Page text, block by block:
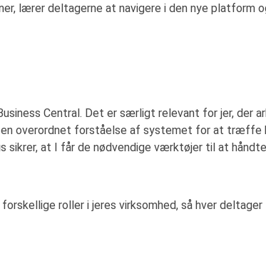
lærer deltagerne at navigere i den nye platform
Central. Det er særligt relevant for jer, der
overordnet forståelse af systemet for at træffe
sikrer, at I får de nødvendige værktøjer til at
roller i jeres virksomhed, så hver